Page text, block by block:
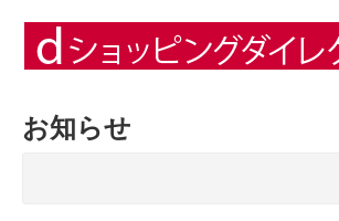
お知らせ